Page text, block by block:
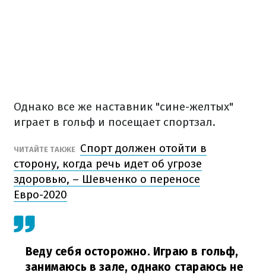
Однако все же наставник "сине-желтых"
играет в гольф и посещает спортзал.
ЧИТАЙТЕ ТАКЖЕ Спорт должен отойти в
сторону, когда речь идет об угрозе
здоровью, – Шевченко о переносе
Евро-2020
Веду себя осторожно. Играю в гольф,
занимаюсь в зале, однако стараюсь не